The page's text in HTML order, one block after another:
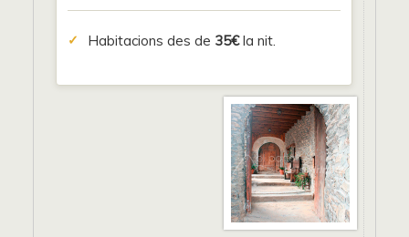
Habitacions des de 35€la nit.